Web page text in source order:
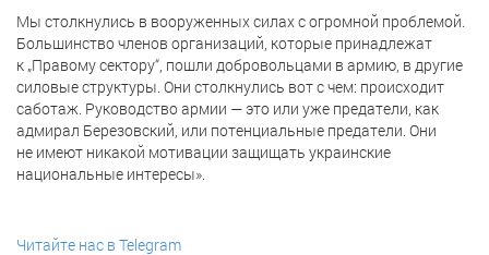
Мы столкнулись в вооруженных силах с огромной проблемой.
Большинство членов организаций, которые принадлежат
к „Правому сектору“, пошли добровольцами в армию, в другие
силовые структуры. Они столкнулись вот с чем: происходит
саботаж. Руководство армии — это или уже предатели, как
адмирал Березовский, или потенциальные предатели. Они
не имеют никакой мотивации защищать украинские
национальные интересы».
Читайте нас в Telegram